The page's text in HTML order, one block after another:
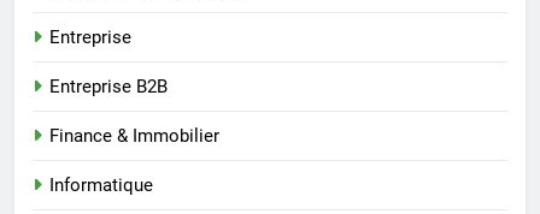
Entreprise
Entreprise B2B
Finance & Immobilier
Informatique